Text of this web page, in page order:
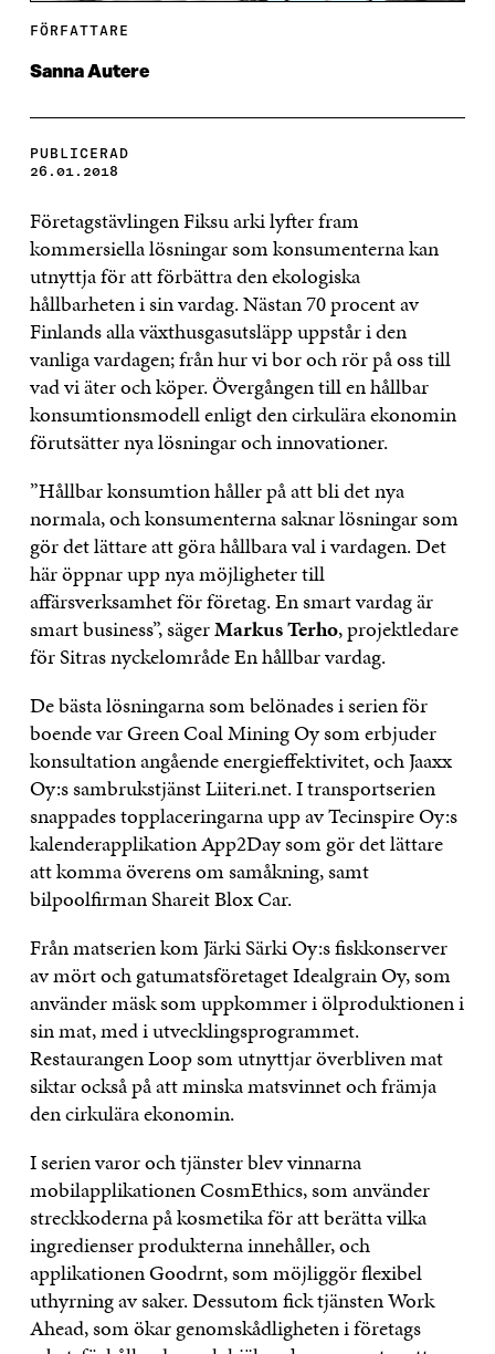
FÖRFATTARE
Sanna Autere
PUBLICERAD
26.01.2018
Företagstävlingen Fiksu arki lyfter fram
kommersiella lösningar som konsumenterna kan
utnyttja för att förbättra den ekologiska
hållbarheten i sin vardag. Nästan 70 procent av
Finlands alla växthusgasutsläpp uppstår i den
vanliga vardagen; från hur vi bor och rör på oss till
vad vi äter och köper. Övergången till en hållbar
konsumtionsmodell enligt den cirkulära ekonomin
förutsätter nya lösningar och innovationer.
”Hållbar konsumtion håller på att bli det nya
normala, och konsumenterna saknar lösningar som
gör det lättare att göra hållbara val i vardagen. Det
här öppnar upp nya möjligheter till
affärsverksamhet för företag. En smart vardag är
smart business”, sägerMarkus Terho, projektledare
för Sitras nyckelområde En hållbar vardag.
De bästa lösningarna som belönades i serien för
boende var Green Coal Mining Oy som erbjuder
konsultation angående energieffektivitet, och Jaaxx
Oy:s sambrukstjänst Liiteri.net. I transportserien
snappades topplaceringarna upp av Tecinspire Oy:s
kalenderapplikation App2Day som gör det lättare
att komma överens om samåkning, samt
bilpoolfirman Shareit Blox Car.
Från matserien kom Järki Särki Oy:s fiskkonserver
av mört och gatumatsföretaget Idealgrain Oy, som
använder mäsk som uppkommer i ölproduktionen i
sin mat, med i utvecklingsprogrammet.
Restaurangen Loop som utnyttjar överbliven mat
siktar också på att minska matsvinnet och främja
den cirkulära ekonomin.
I serien varor och tjänster blev vinnarna
mobilapplikationen CosmEthics, som använder
streckkoderna på kosmetika för att berätta vilka
ingredienser produkterna innehåller, och
applikationen Goodrnt, som möjliggör flexibel
uthyrning av saker. Dessutom fick tjänsten Work
Ahead, som ökar genomskådligheten i företags